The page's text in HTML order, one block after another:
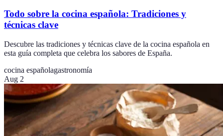
Todo sobre la cocina española: Tradiciones y
técnicas clave
Descubre las tradiciones y técnicas clave de la cocina española en
esta guía completa que celebra los sabores de España.
cocina españolagastronomía
Aug 2